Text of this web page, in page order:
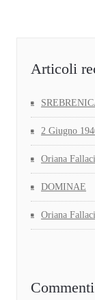
Articoli
2 Giugno
Oriana
DOMINAE
Oriana